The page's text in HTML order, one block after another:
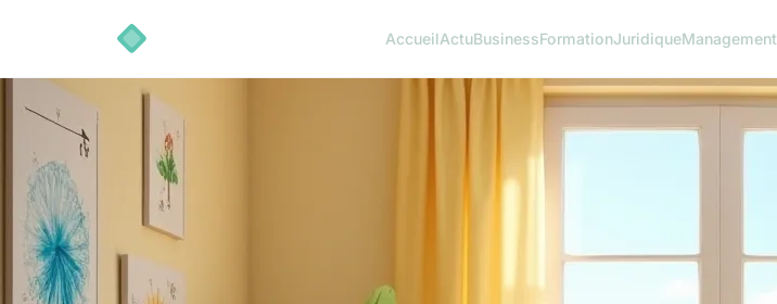
AccueilActuBusinessFormationJuridiqueManagement